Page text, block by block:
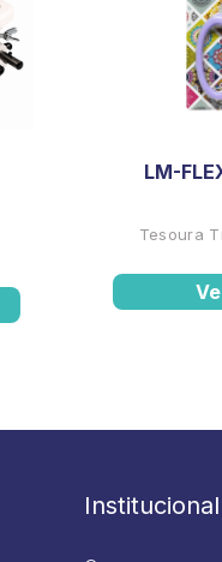
LM-
Tesoura
Institucional